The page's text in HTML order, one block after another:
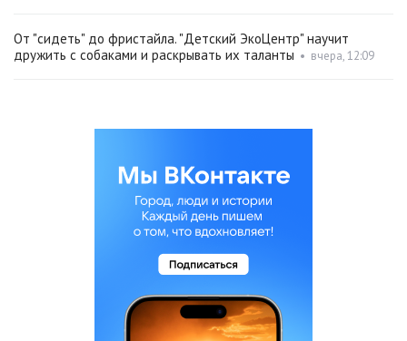
От "сидеть" до фристайла. "Детский ЭкоЦентр" научит
дружить с собаками и раскрывать их таланты • вчера, 12:09